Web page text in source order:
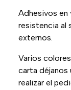
Adhesivos en
resistencia al
externos.
Varios
carta déjanos
realizar el